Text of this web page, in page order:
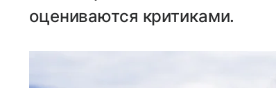
оцениваются критиками.